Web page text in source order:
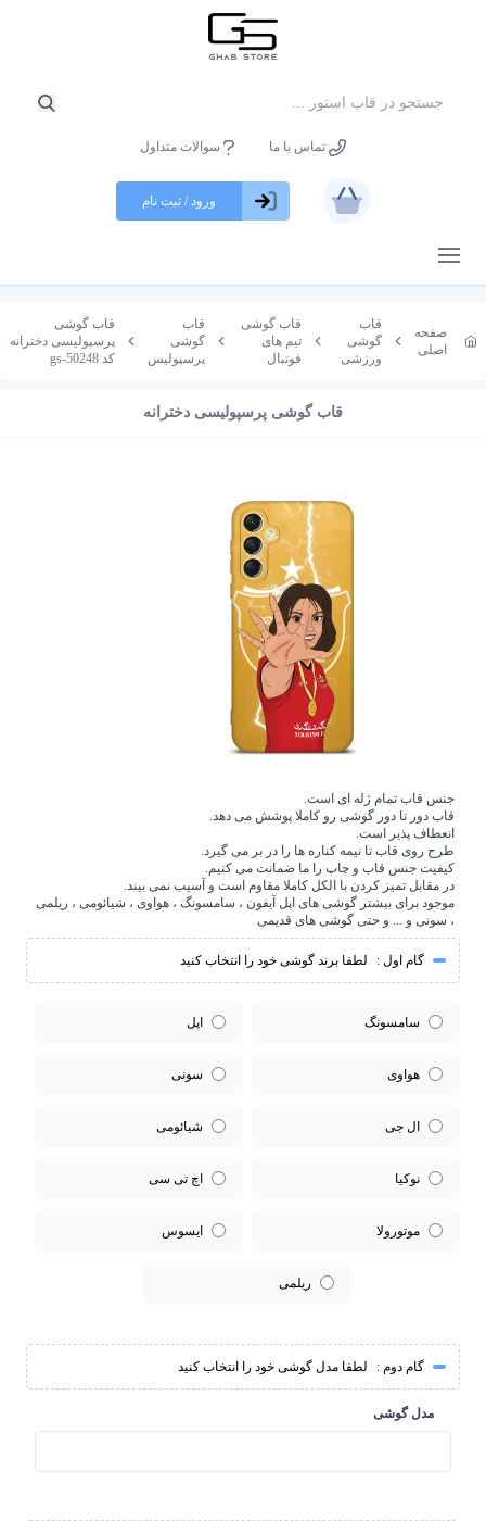
تماس با ما سوالات متداول
باز کردن منو
ورود / ثبت نام
صفحه
اصلی
قاب
گوشی
ورزشی
قاب گوشی
تیم های
فوتبال
قاب
گوشی
پرسپولیس
قاب گوشی
پرسپولیسی دخترانه
کد gs-50248
قاب گوشی پرسپولیسی دخترانه
جنس قاب تمام ژله ای است.
قاب دور تا دور گوشی رو کاملا پوشش می دهد.
انعطاف پذیر است.
طرح روی قاب تا نیمه کناره ها را در بر می گیرد.
کیفیت جنس قاب و چاپ را ما ضمانت می کنیم.
در مقابل تمیز کردن با الکل کاملا مقاوم است و آسیب نمی بیند.
موجود برای بیشتر گوشی های اپل آیفون ، سامسونگ ، هواوی ، شیائومی ، ریلمی
، سونی و ... و حتی گوشی های قدیمی
گام اول : لطفا برند گوشی خود را انتخاب کنید
سامسونگ اپل
هواوی سونی
ال جی شیائومی
نوکیا اچ تی سی
موتورولا ایسوس
ریلمی
گام دوم : لطفا مدل گوشی خود را انتخاب کنید
مدل گوشی